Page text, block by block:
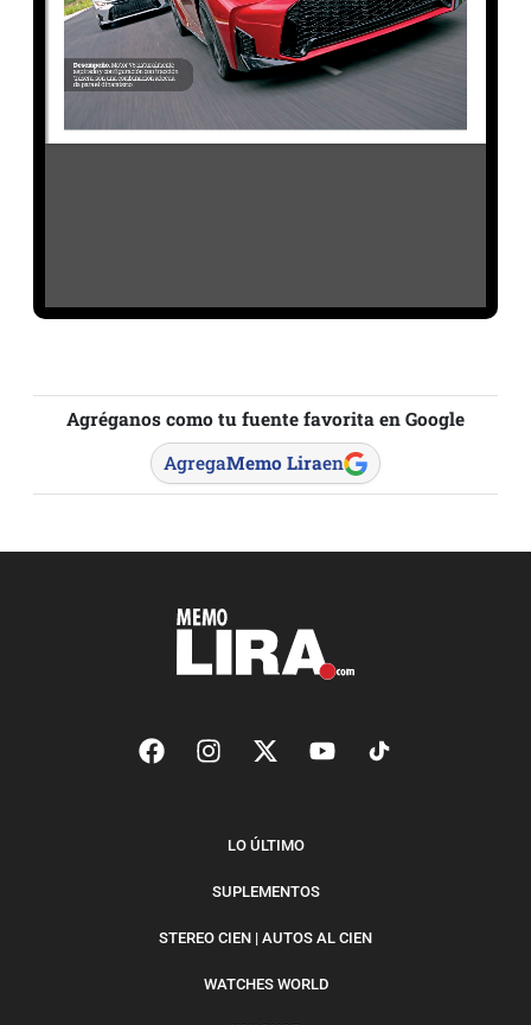
Agréganos como tu fuente favorita en Google
AgregaMemo Liraen
LO ÚLTIMO
SUPLEMENTOS
STEREO CIEN | AUTOS AL CIEN
WATCHES WORLD